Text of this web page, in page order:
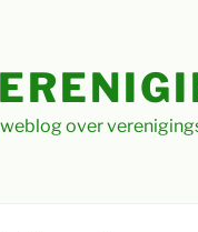
weblog over